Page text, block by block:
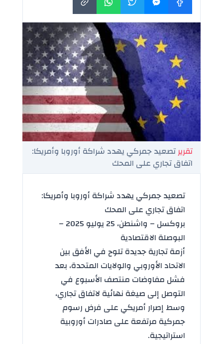
تقريرتصعيد جمركي يهدد شراكة أوروبا وأمريكا:
اتفاق تجاري على المحك
تصعيد جمركي يهدد شراكة أوروبا وأمريكا:
اتفاق تجاري على المحك
بروكسل – واشنطن، 25 يوليو 2025 –
البوصلة الاقتصادية
أزمة تجارية جديدة تلوح في الأفق بين
الاتحاد الأوروبي والولايات المتحدة، بعد
فشل مفاوضات منتصف الأسبوع في
التوصل إلى صيغة نهائية لاتفاق تجاري،
وسط إصرار أمريكي على فرض رسوم
جمركية مرتفعة على صادرات أوروبية
استراتيجية.